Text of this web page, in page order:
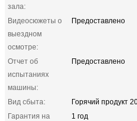
зала:
Видеосюжеты о
выездном
осмотре:
Предоставлено
Отчет об
испытаниях
машины:
Предоставлено
Вид сбыта:
Горячий продукт
Гарантия на
1 год